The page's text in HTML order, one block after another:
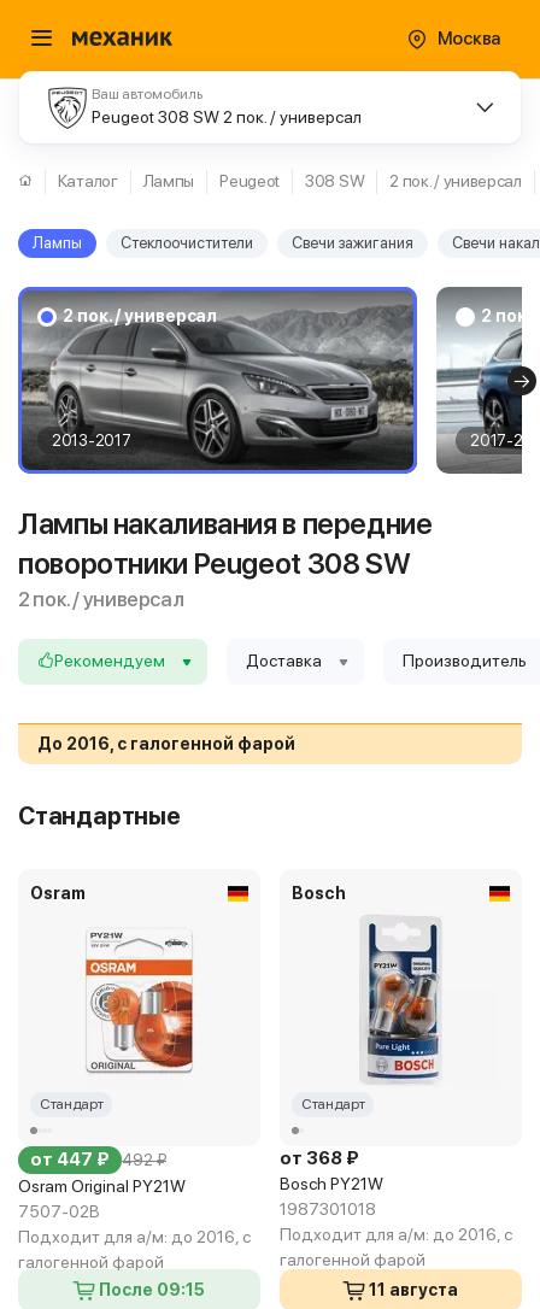
Москва
Ваш автомобиль
Peugeot 308 SW 2 пок. / универсал
Каталог Лампы Peugeot 308 SW 2 пок. / универсал
Лампы Стеклоочистители Свечи зажигания Свечи
2 пок. / универсал
2013-2017
2 пок.
2017-
Лампы накаливания в передние
поворотники Peugeot 308 SW
2 пок. / универсал
Рекомендуем Доставка Производитель
До 2016, с галогенной фарой
Стандартные
Osram
Стандарт
от 447 ₽ 492 ₽
Osram Original PY21W
7507-02B
Подходит для а/м: до 2016, с
галогенной фарой
После 09:15
Bosch
Стандарт
от 368 ₽
Bosch PY21W
1987301018
Подходит для а/м: до 2016, с
галогенной фарой
11 августа